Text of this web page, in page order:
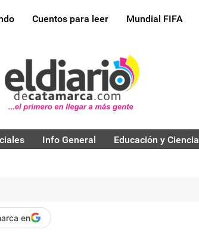
Cuentos para leer Mundial FIFA
Info General Educación y Ciencia
en